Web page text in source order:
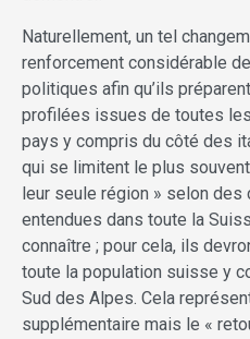
Naturellement, un tel
renforcement considérable
politiques afin qu’ils
profilées issues de toutes
pays y compris du côté des
qui se limitent le plus
leur seule région » selon
entendues dans toute la
connaître ; pour cela, ils
toute la population suisse y
Sud des Alpes. Cela
supplémentaire mais le «